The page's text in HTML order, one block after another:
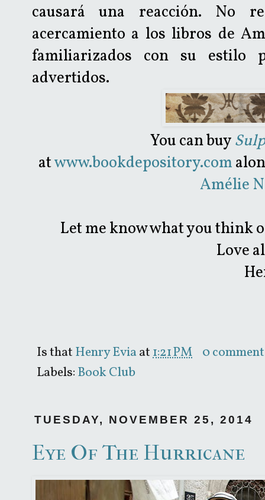
causará una reacción. No
acercamiento a los libros de
familiarizados con su estilo
advertidos.
You can buy
atwww.bookdepository.com
Amélie
Let me know what you think
Love
Is thatHenry Eviaat1:21 PM 0
Labels:Book Club
TUESDAY, NOVEMBER 25, 2014
Eye Of The Hurricane